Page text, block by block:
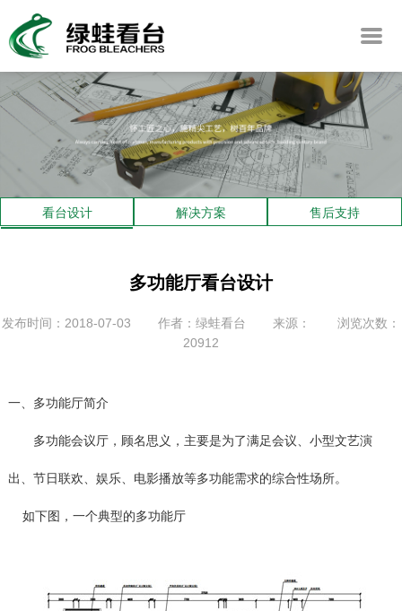
看台设计 解决方案 售后支持
多功能厅看台设计
发布时间：2018-07-03 作者：绿蛙看台 来源：
浏览次数：
20912
一、多功能厅简介
多功能会议厅，顾名思义，主要是为了满足会议、小型文艺演
出、节日联欢、娱乐、电影播放等多功能需求的综合性场所。
如下图，一个典型的多功能厅